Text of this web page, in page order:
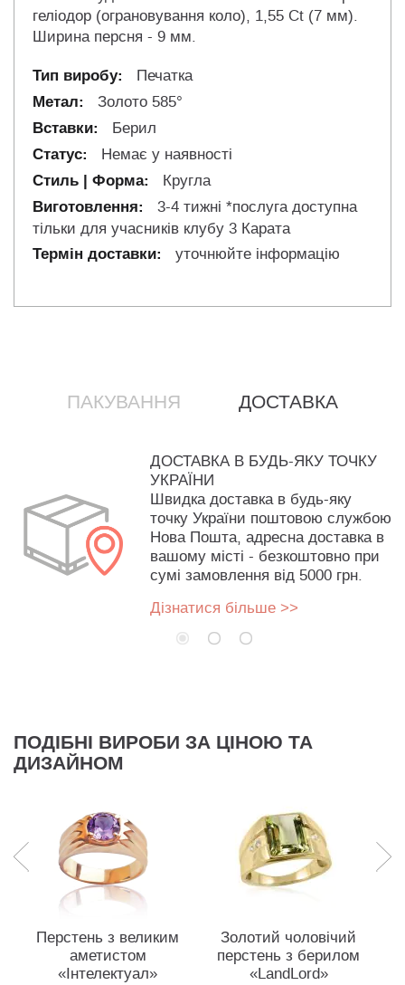
геліодор (ограновування коло), 1,55 Ct (7 мм).
Ширина персня - 9 мм.
Печатка
Золото 585°
Берил
Немає у наявності
Кругла
3-4 тижні *послуга доступна
тільки для учасників клубу 3 Карата
уточнюйте інформацію
ПАКУВАННЯ ДОСТАВКА
ДОСТАВКА В БУДЬ-ЯКУ ТОЧКУ
УКРАЇНИ
Швидка доставка в будь-яку
точку України поштовою службою
Нова Пошта, адресна доставка в
вашому місті - безкоштовно при
сумі замовлення від 5000 грн.
Дізнатися більше >>
ПОДІБНІ ВИРОБИ ЗА ЦІНОЮ ТА
ДИЗАЙНОМ
Перстень з великим
аметистом
«Інтелектуал»
Золотий чоловічий
перстень з берилом
«LandLord»